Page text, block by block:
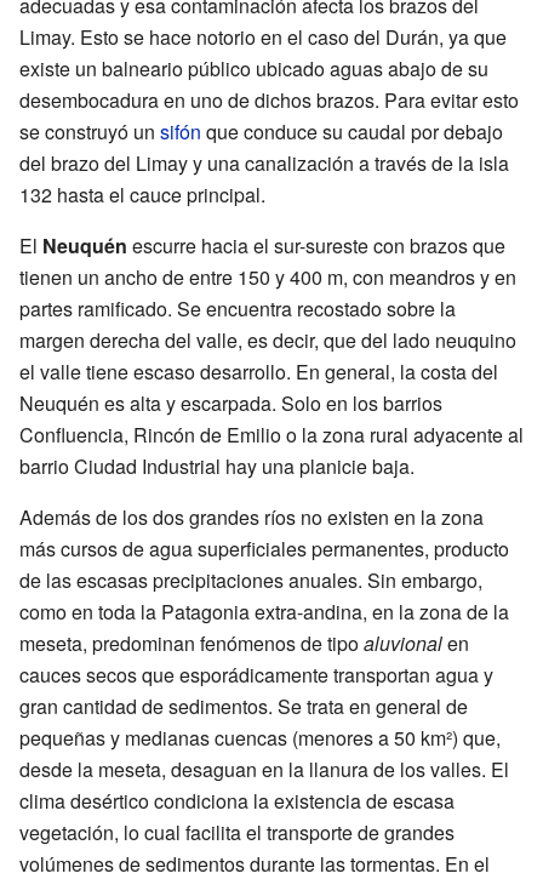
Limay. Esto se hace notorio en el caso del Durán, ya que
existe un balneario público ubicado aguas abajo de su
desembocadura en uno de dichos brazos. Para evitar esto
se construyó un sifón que conduce su caudal por debajo
del brazo del Limay y una canalización a través de la isla
132 hasta el cauce principal.
El Neuquén escurre hacia el sur-sureste con brazos que
tienen un ancho de entre 150 y 400 m, con meandros y en
partes ramificado. Se encuentra recostado sobre la
margen derecha del valle, es decir, que del lado neuquino
el valle tiene escaso desarrollo. En general, la costa del
Neuquén es alta y escarpada. Solo en los barrios
Confluencia, Rincón de Emilio o la zona rural adyacente al
barrio Ciudad Industrial hay una planicie baja.
Además de los dos grandes ríos no existen en la zona
más cursos de agua superficiales permanentes, producto
de las escasas precipitaciones anuales. Sin embargo,
como en toda la Patagonia extra-andina, en la zona de la
meseta, predominan fenómenos de tipoaluvionalen
cauces secos que esporádicamente transportan agua y
gran cantidad de sedimentos. Se trata en general de
pequeñas y medianas cuencas (menores a 50 km²) que,
desde la meseta, desaguan en la llanura de los valles. El
clima desértico condiciona la existencia de escasa
vegetación, lo cual facilita el transporte de grandes
volúmenes de sedimentos durante las tormentas. En el